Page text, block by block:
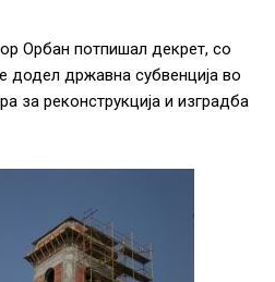
Орбан потпишал декрет, со
додел државна субвенција во
за реконструкција и изградба